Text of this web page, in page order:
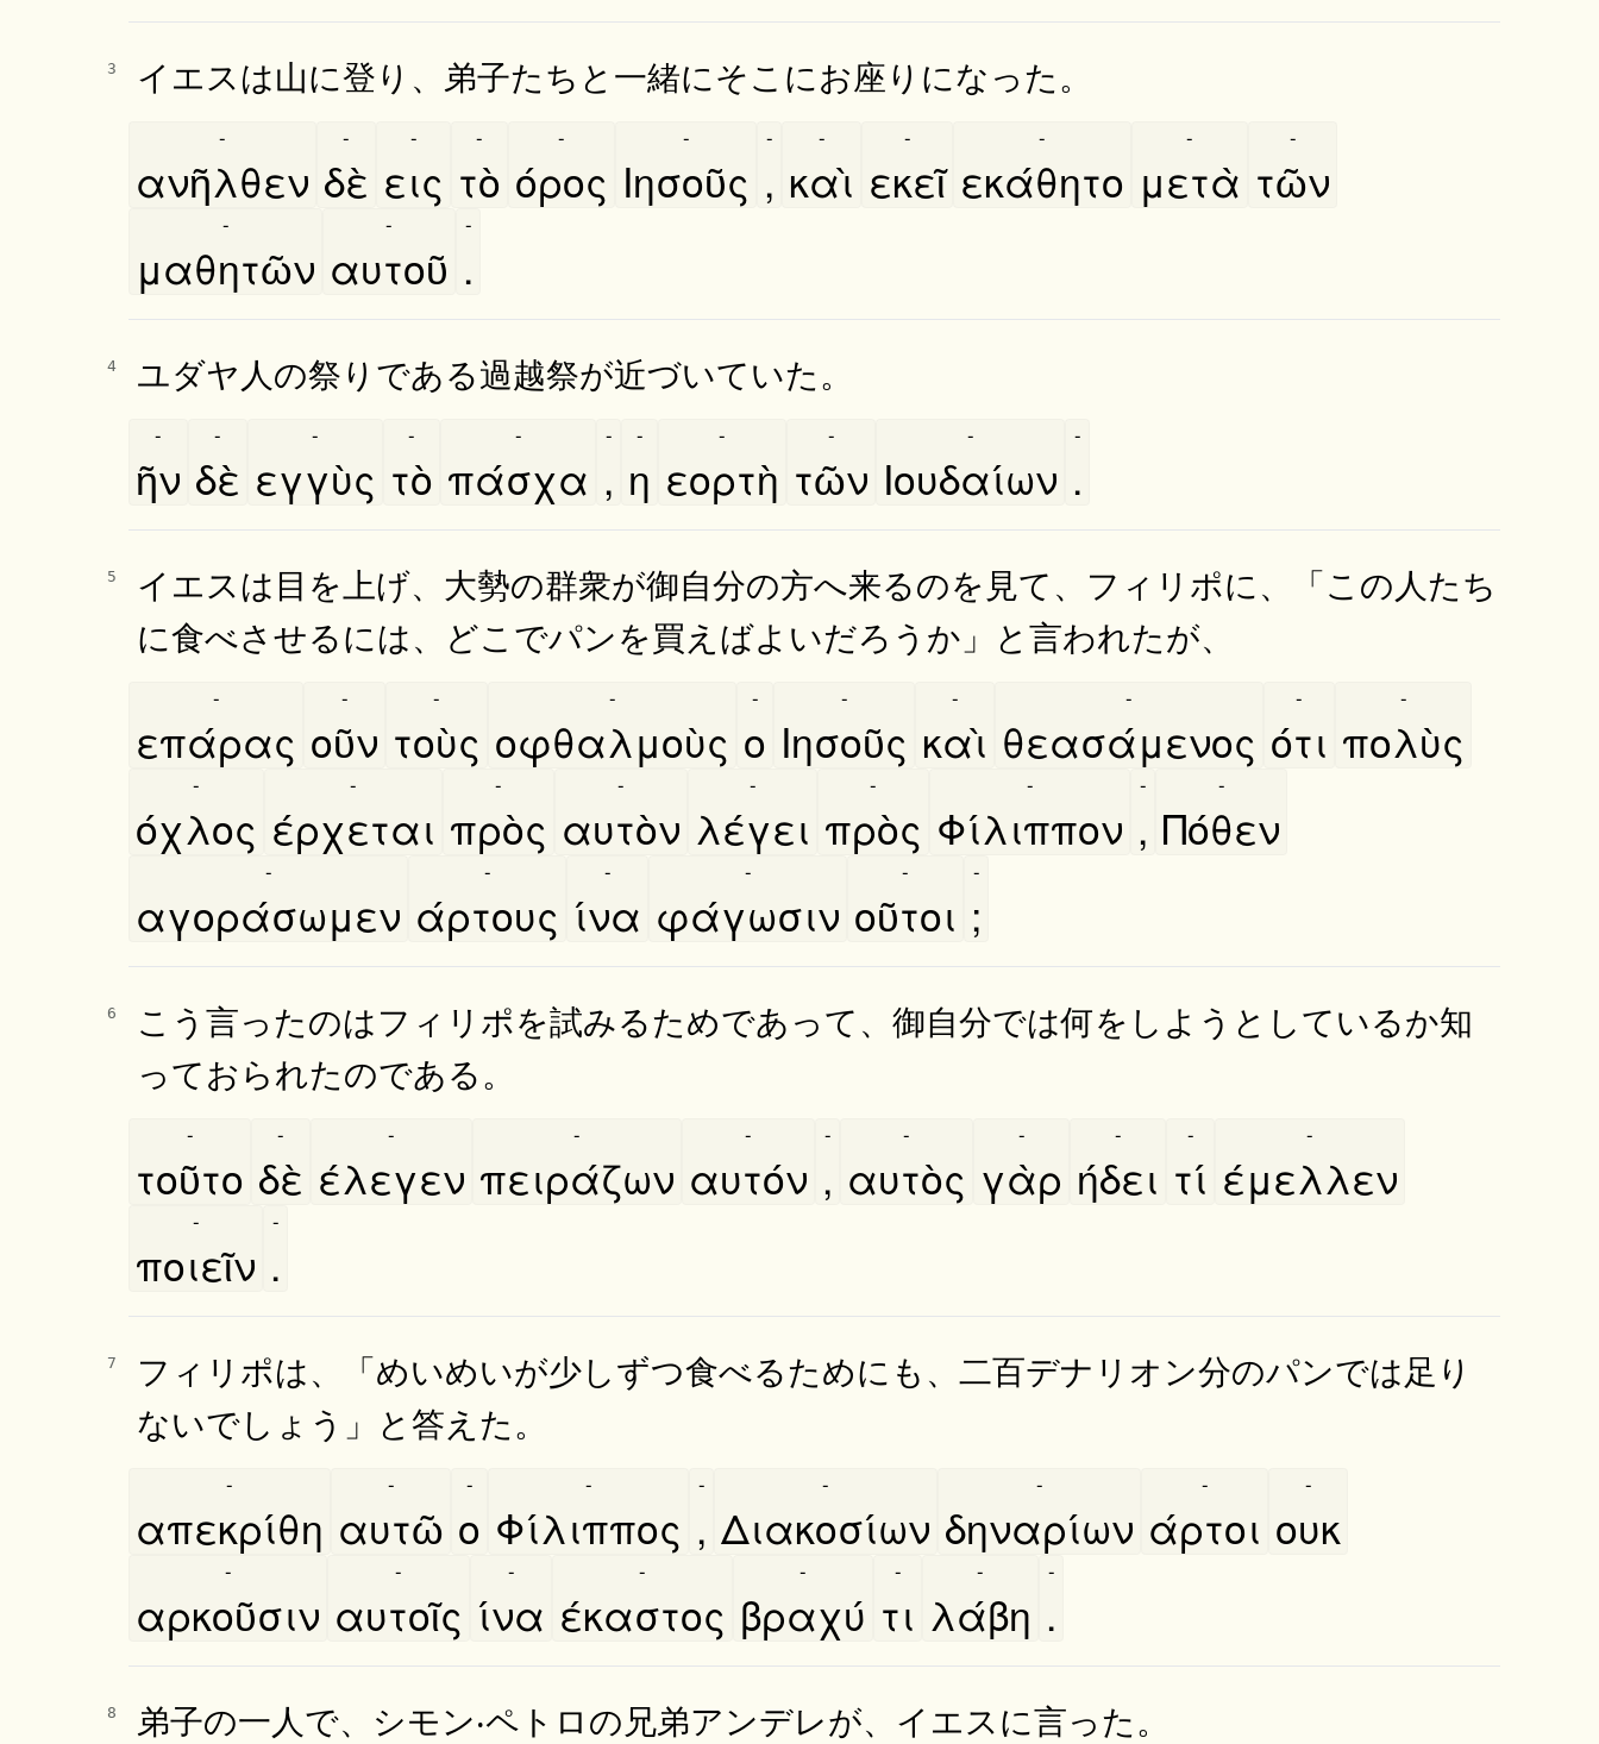
3 イエスは山に登り、弟子たちと一緒にそこにお座りになった。
ανῆλθεν
-
δὲ
-
εις
-
τὸ
-
όρος
-
Ιησοῦς
-
,
-
καὶ
-
εκεῖ
-
εκάθητο
-
μετὰ
-
τῶν
-
μαθητῶν
-
αυτοῦ
-
.
-
4 ユダヤ人の祭りである過越祭が近づいていた。
ῆν
-
δὲ
-
εγγὺς
-
τὸ
-
πάσχα
-
,
-
η
-
εορτὴ
-
τῶν
-
Ιουδαίων
-
.
-
5
イエスは目を上げ、大勢の群衆が御自分の方へ来るのを見て、フィリポに、「この人たち
に食べさせるには、どこでパンを買えばよいだろうか」と言われたが、
επάρας
-
οῦν
-
τοὺς
-
οφθαλμοὺς
-
ο
-
Ιησοῦς
-
καὶ
-
θεασάμενος
-
ότι
-
πολὺς
-
όχλος
-
έρχεται
-
πρὸς
-
αυτὸν
-
λέγει
-
πρὸς
-
Φίλιππον
-
,
-
Πόθεν
-
αγοράσωμεν
-
άρτους
-
ίνα
-
φάγωσιν
-
οῦτοι
-
;
-
6
こう言ったのはフィリポを試みるためであって、御自分では何をしようとしているか知
っておられたのである。
τοῦτο
-
δὲ
-
έλεγεν
-
πειράζων
-
αυτόν
-
,
-
αυτὸς
-
γὰρ
-
ήδει
-
τί
-
έμελλεν
-
ποιεῖν
-
.
-
7
フィリポは、「めいめいが少しずつ食べるためにも、二百デナリオン分のパンでは足り
ないでしょう」と答えた。
απεκρίθη
-
αυτῶ
-
ο
-
Φίλιππος
-
,
-
Διακοσίων
-
δηναρίων
-
άρτοι
-
ουκ
-
αρκοῦσιν
-
αυτοῖς
-
ίνα
-
έκαστος
-
βραχύ
-
τι
-
λάβη
-
.
-
8 弟子の一人で、シモン‧ペトロの兄弟アンデレが、イエスに言った。